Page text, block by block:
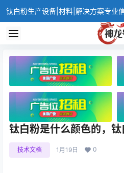
钛白粉生产设备|材料|解决方案专业
钛白粉是什么颜色的，钛
技术文档 1月19日 0